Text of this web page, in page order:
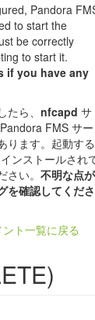
Pandora
to start the
be correctly
to start it.
if you have any
ら、 nfcapd サ
FMS サー
ります。起動する
ンストールされ
い。 不明な点が
を確認してくださ
ト一覧に戻る